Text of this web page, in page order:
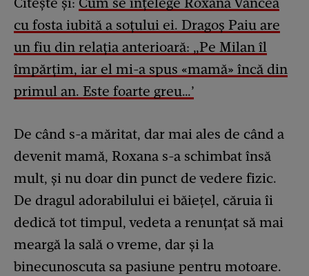
cu fosta iubită a soțului ei. Dragoș Paiu are
un fiu din relația anterioară: „Pe Milan îl
împărțim, iar el mi-a spus «mamă» încă din
primul an. Este foarte greu…’
De când s-a măritat, dar mai ales de când a
devenit mamă, Roxana s-a schimbat însă
mult, și nu doar din punct de vedere fizic.
De dragul adorabilului ei băiețel, căruia îi
dedică tot timpul, vedeta a renunțat să mai
meargă la sală o vreme, dar și la
binecunoscuta sa pasiune pentru motoare.